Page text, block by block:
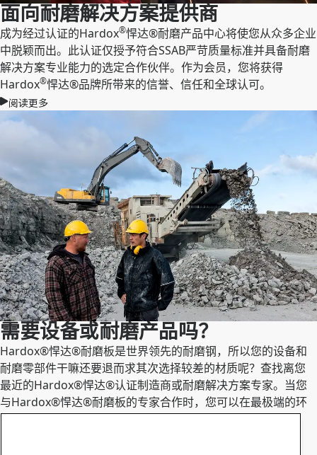
面向耐磨解决方案提供商
成为经过认证的Hardox®悍达®耐磨产品中心将使您从众多企业
中脱颖而出。此认证仅授予符合SSAB严苛质量标准并具备耐磨
解决方案专业能力的选定合作伙伴。作为会员，您将获得
Hardox®悍达®品牌所带来的信誉、信任和全球认可。
阅读更多
需要设备或耐磨产品吗？
Hardox®悍达®耐磨板是世界领先的耐磨钢，所以您的设备和
耐磨零部件干嘛还要退而求其次选择较差的材质呢？查找离您
最近的Hardox®悍达®认证制造商或耐磨解决方案专家。当您
与Hardox®悍达®耐磨板的专家合作时，您可以在最极端的环
境中获得最高的生产率。